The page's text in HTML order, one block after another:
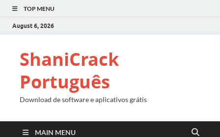
TOP MENU
August 6, 2026
ShaniCrack
Português
Download de software e aplicativos grátis
MAIN MENU